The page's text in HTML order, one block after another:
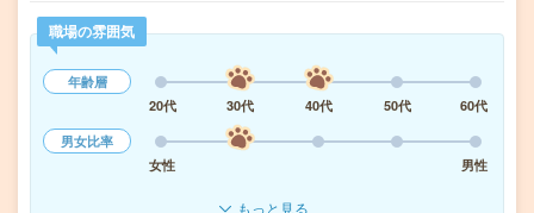
職場の雰囲気
年齢層
20代
30代 40代 50代
60代
男女比率
女性
男性
もっと見る